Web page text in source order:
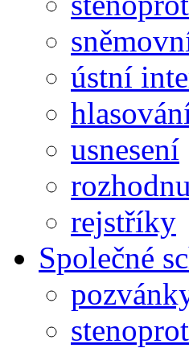
ústní
usnesení
rejstříky
Společné